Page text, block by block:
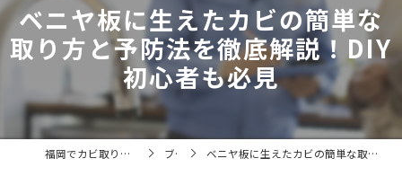
ベニヤ板に生えたカビの簡単な
取り方と予防法を徹底解説！DIY
初心者も必見
福岡でカビ取りならカビバスターズ福岡 ブログ ベニヤ板に生えたカビの簡単な取り方と予防法を徹底解説！DIY初心者も必見